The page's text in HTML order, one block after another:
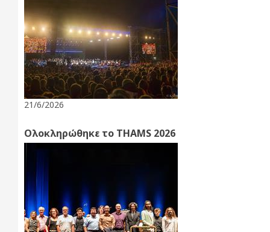
21/6/2026
Ολοκληρώθηκε το THAMS 2026